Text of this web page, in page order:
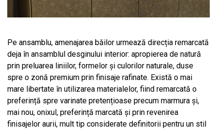
Pe ansamblu, amenajarea băilor urmează direcția remarcată
deja în ansamblul desginului interior: apropierea de natură
prin preluarea liniilor, formelor și culorilor naturale, duse
spre o zonă premium prin finisaje rafinate. Există o mai
mare libertate în utilizarea materialelor, fiind remarcată o
preferință spre varinate pretențioase precum marmura și,
mai nou, onixul, preferință marcată și prin revenirea
finisajelor aurii, mult tip considerate definitorii pentru un stil